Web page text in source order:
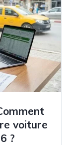
voiture
?